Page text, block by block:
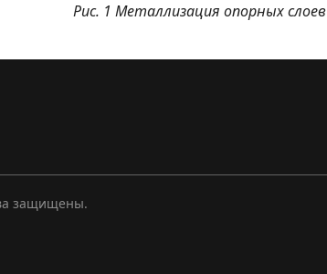
Рис. 1 Металлизация опорных слоев
защищены.